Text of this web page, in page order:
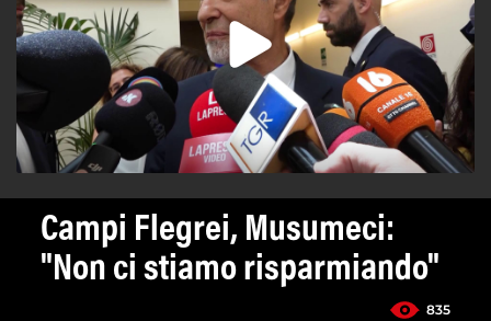
Campi Flegrei, Musumeci:
"Non ci stiamo risparmiando"
835